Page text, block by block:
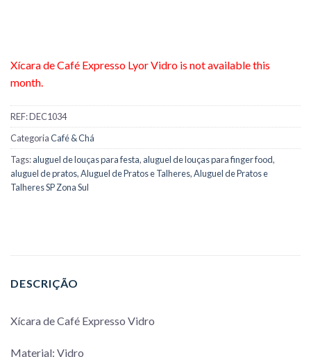
Xícara de Café Expresso Lyor Vidro is not available this
month.
REF:DEC1034
CategoriaCafé & Chá
Tags:aluguel de louças para festa, aluguel de louças para finger food,
aluguel de pratos,Aluguel de Pratos e Talheres,Aluguel de Pratos e
Talheres SP Zona Sul
DESCRIÇÃO
Xícara de Café Expresso Vidro
Material: Vidro